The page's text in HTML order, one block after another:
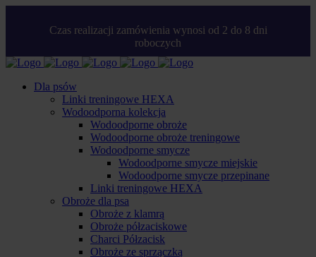
Czas realizacji zamówienia wynosi od 2 do 8 dni
roboczych
Dla psów
Linki treningowe HEXA
Wodoodporna kolekcja
Wodoodporne obroże
Wodoodporne obroże treningowe
Wodoodporne smycze
Wodoodporne smycze miejskie
Wodoodporne smycze przepinane
Linki treningowe HEXA
Obroże dla psa
Obroże z klamrą
Obroże półzaciskowe
Charci Półzacisk
Obroże ze sprzączką